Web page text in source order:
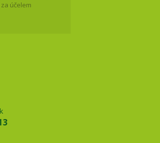
za účelem